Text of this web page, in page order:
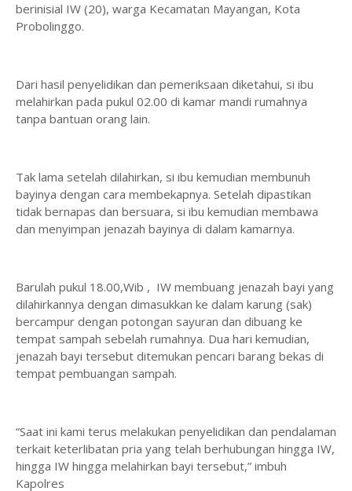
berinisial IW (20), warga Kecamatan Mayangan, Kota
Probolinggo.
Dari hasil penyelidikan dan pemeriksaan diketahui, si ibu
melahirkan pada pukul 02.00 di kamar mandi rumahnya
tanpa bantuan orang lain.
Tak lama setelah dilahirkan, si ibu kemudian membunuh
bayinya dengan cara membekapnya. Setelah dipastikan
tidak bernapas dan bersuara, si ibu kemudian membawa
dan menyimpan jenazah bayinya di dalam kamarnya.
Barulah pukul 18.00,Wib , IW membuang jenazah bayi yang
dilahirkannya dengan dimasukkan ke dalam karung (sak)
bercampur dengan potongan sayuran dan dibuang ke
tempat sampah sebelah rumahnya. Dua hari kemudian,
jenazah bayi tersebut ditemukan pencari barang bekas di
tempat pembuangan sampah.
“Saat ini kami terus melakukan penyelidikan dan pendalaman
terkait keterlibatan pria yang telah berhubungan hingga IW,
hingga IW hingga melahirkan bayi tersebut,” imbuh
Kapolres